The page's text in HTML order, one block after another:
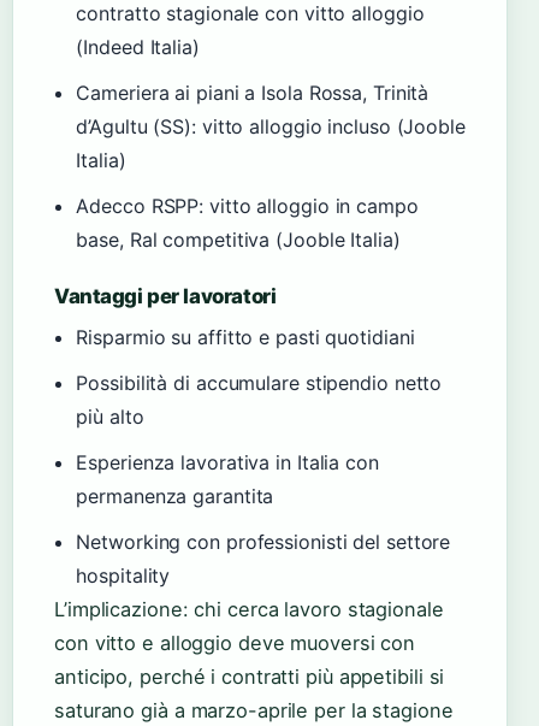
contratto stagionale con vitto alloggio
(Indeed Italia)
Cameriera ai piani a Isola Rossa, Trinità
d’Agultu (SS): vitto alloggio incluso (Jooble
Italia)
Adecco RSPP: vitto alloggio in campo
base, Ral competitiva (Jooble Italia)
Vantaggi per lavoratori
Risparmio su affitto e pasti quotidiani
Possibilità di accumulare stipendio netto
più alto
Esperienza lavorativa in Italia con
permanenza garantita
Networking con professionisti del settore
hospitality
L’implicazione: chi cerca lavoro stagionale
con vitto e alloggio deve muoversi con
anticipo, perché i contratti più appetibili si
saturano già a marzo-aprile per la stagione